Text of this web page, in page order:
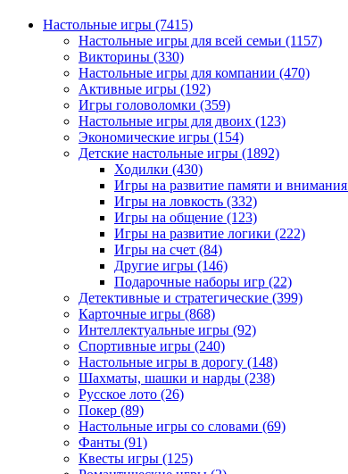
Настольные игры (7415)
Настольные игры для всей семьи (1157)
Викторины (330)
Настольные игры для компании (470)
Активные игры (192)
Игры головоломки (359)
Настольные игры для двоих (123)
Экономические игры (154)
Детские настольные игры (1892)
Ходилки (430)
Игры на развитие памяти и внимания
Игры на ловкость (332)
Игры на общение (123)
Игры на развитие логики (222)
Игры на счет (84)
Другие игры (146)
Подарочные наборы игр (22)
Детективные и стратегические (399)
Карточные игры (868)
Интеллектуальные игры (92)
Спортивные игры (240)
Настольные игры в дорогу (148)
Шахматы, шашки и нарды (238)
Русское лото (26)
Покер (89)
Настольные игры со словами (69)
Фанты (91)
Квесты игры (125)